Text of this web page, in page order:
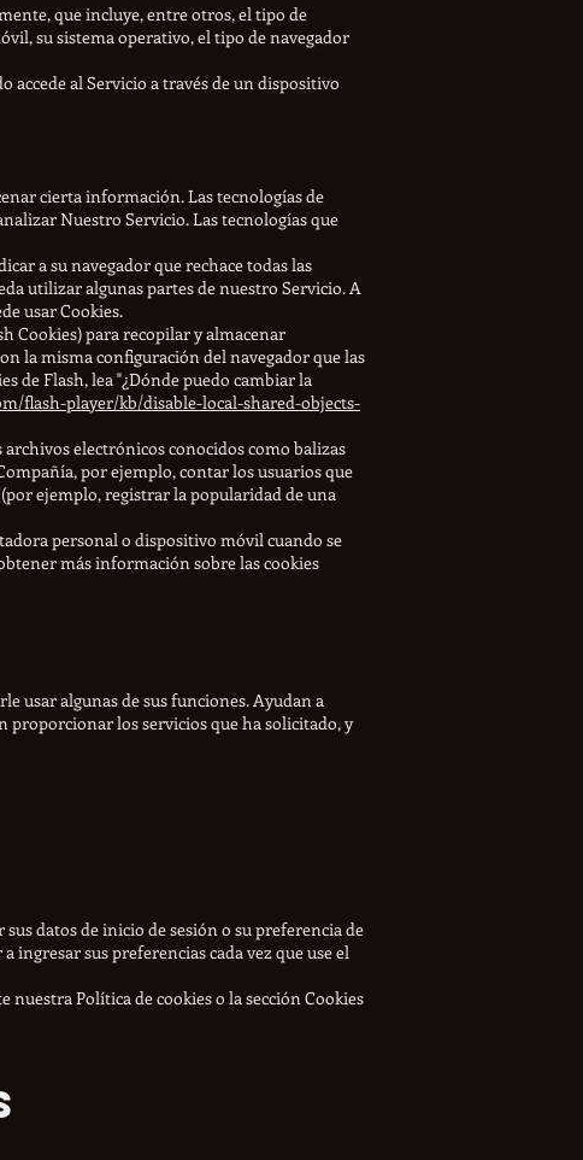
que incluye, entre otros, el tipo de
su sistema operativo, el tipo de navegador
al Servicio a través de un dispositivo
cierta información. Las tecnologías de
Nuestro Servicio. Las tecnologías que
a su navegador que rechace todas las
utilizar algunas partes de nuestro Servicio. A
usar Cookies.
Cookies) para recopilar y almacenar
la misma configuración del navegador que las
de Flash, lea "¿Dónde puedo cambiar la
flash-player/kb/disable-local-shared-objects-
electrónicos conocidos como balizas
por ejemplo, contar los usuarios que
ejemplo, registrar la popularidad de una
personal o dispositivo móvil cuando se
más información sobre las cookies
usar algunas de sus funciones. Ayudan a
proporcionar los servicios que ha solicitado, y
datos de inicio de sesión o su preferencia de
sus preferencias cada vez que use el
Política de cookies o la sección Cookies